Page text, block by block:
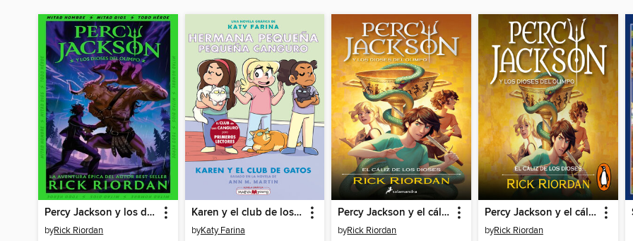
Percy Jackson y los dioses del Olimpo
byRick Riordan
Karen y el club de los gatos
byKaty Farina
Percy Jackson y el cáliz de los dioses
byRick Riordan
Percy Jackson y el cáliz de los dioses
byRick Riordan